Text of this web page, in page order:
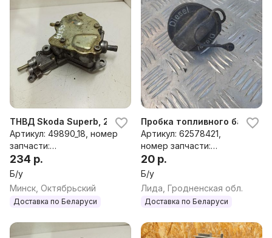
ТНВД Skoda Superb, 2007 г.
Артикул: 49890_18, номер
запчасти:
038145209,038145209A,0
38145209C,038145209E,0
38145209H,038145209K,0
38145209M,038145209N,0
38145209Q,038145215,03G
234 р.
Б/у
Минск, Октябрьский
Доставка по Беларуси
Пробка топливного бака к
Артикул: 62578421,
номер запчасти:
62578421
20 р.
Б/у
Лида, Гродненская обл.
Доставка по Беларуси